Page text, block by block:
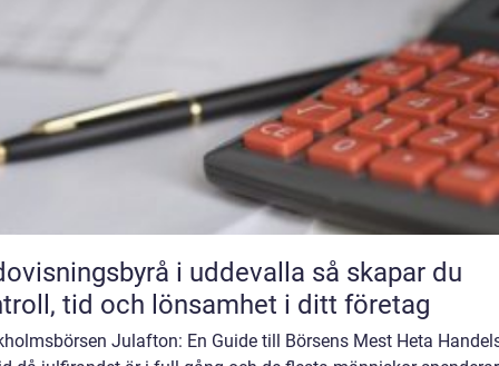
i uddevalla så skapar du
tid och lönsamhet i ditt företag
Julafton: En Guide till Börsens Mest Heta